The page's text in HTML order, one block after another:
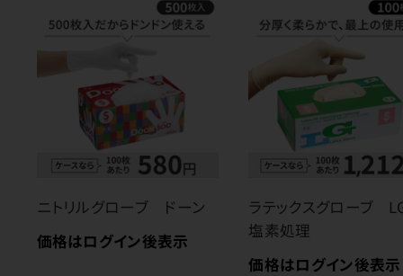
ニトリルグローブ ドーン
価格はログイン後表示
ラテックスグローブ
塩素処理
価格はログイン後表示